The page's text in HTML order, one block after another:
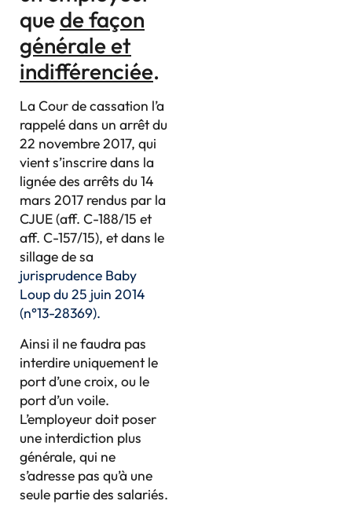
que de façon
générale et
indifférenciée.
La Cour de cassation l’a
rappelé dans un arrêt du
22 novembre 2017, qui
vient s’inscrire dans la
lignée des arrêts du 14
mars 2017 rendus par la
CJUE (aff. C-188/15 et
aff. C-157/15), et dans le
sillage de sa
jurisprudence Baby
Loup du 25 juin 2014
(n°13-28369).
Ainsi il ne faudra pas
interdire uniquement le
port d’une croix, ou le
port d’un voile.
L’employeur doit poser
une interdiction plus
générale, qui ne
s’adresse pas qu’à une
seule partie des salariés.